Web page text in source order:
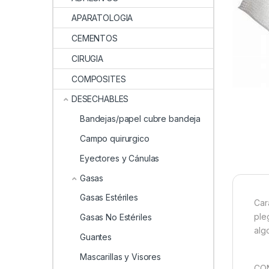
APARATOLOGIA
CEMENTOS
CIRUGIA
COMPOSITES
DESECHABLES
Bandejas/papel cubre bandeja
Campo quirurgico
Eyectores y Cánulas
Gasas
Gasas Estériles
Gasas No Estériles
Guantes
Mascarillas y Visores